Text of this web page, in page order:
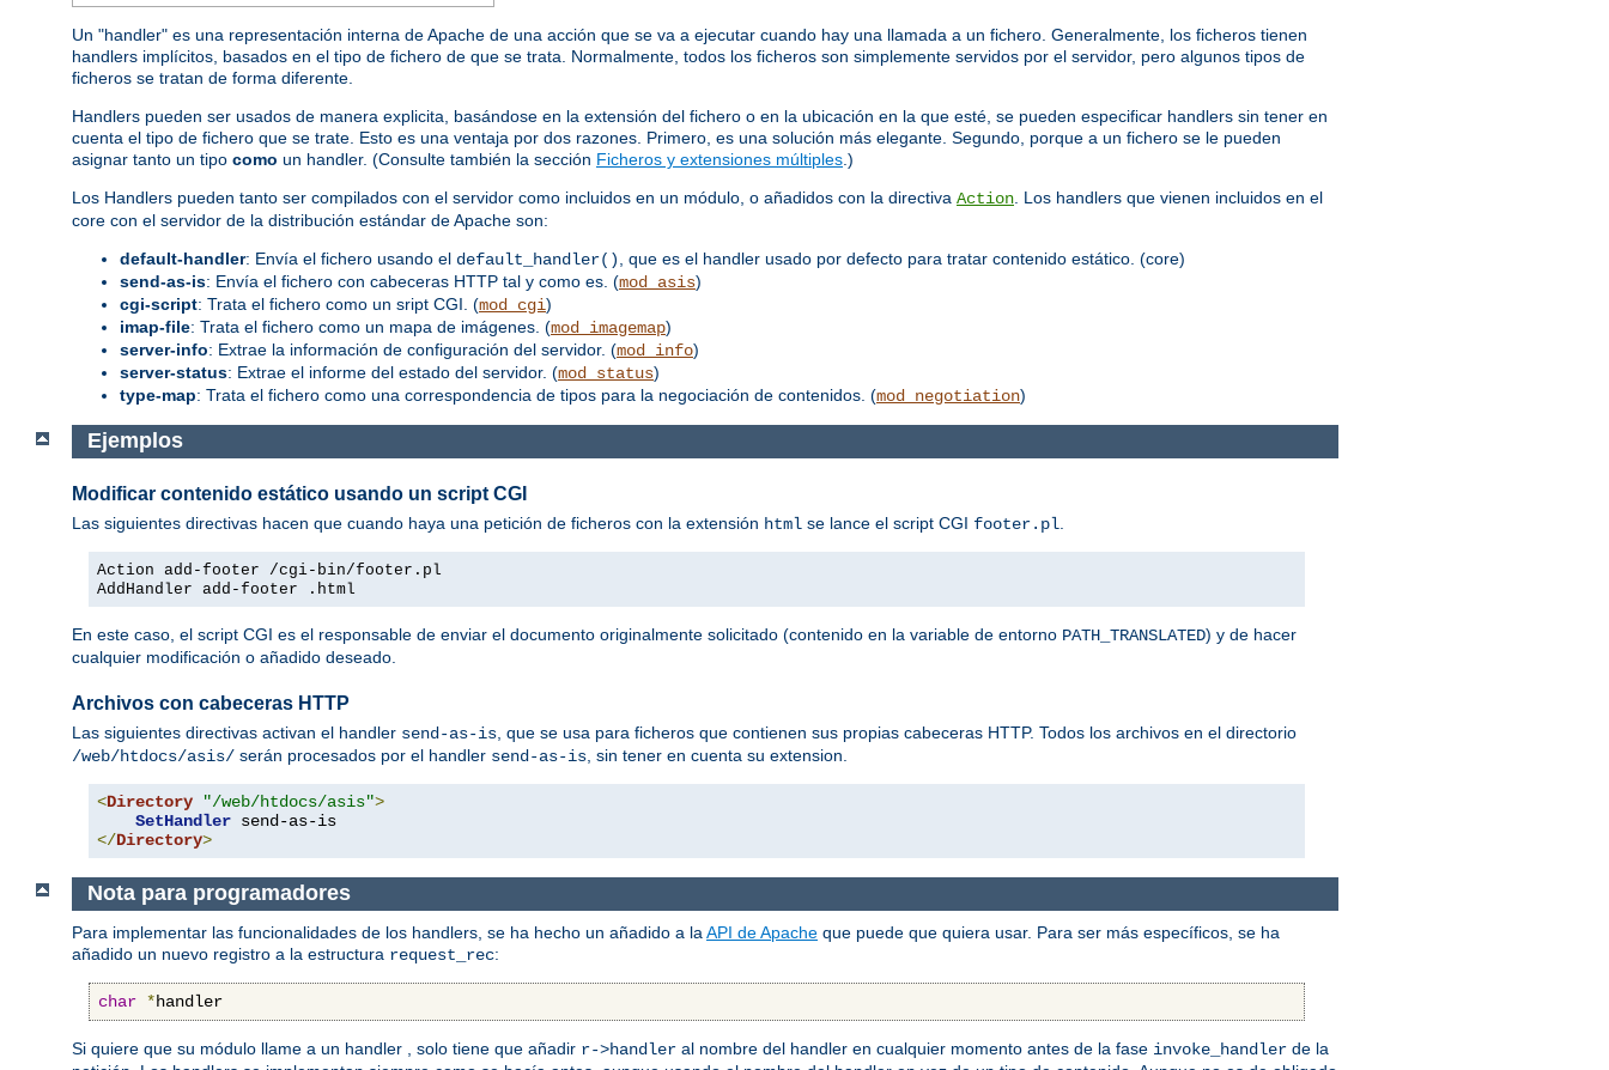
Un "handler" es una representación interna de Apache de una acción que se va a ejecutar cuando hay una llamada a un fichero. Generalmente, los ficheros tienen
handlers implícitos, basados en el tipo de fichero de que se trata. Normalmente, todos los ficheros son simplemente servidos por el servidor, pero algunos tipos de
ficheros se tratan de forma diferente.
Handlers pueden ser usados de manera explicita, basándose en la extensión del fichero o en la ubicación en la que esté, se pueden especificar handlers sin tener en
cuenta el tipo de fichero que se trate. Esto es una ventaja por dos razones. Primero, es una solución más elegante. Segundo, porque a un fichero se le pueden
asignar tanto un tipo como un handler. (Consulte también la sección Ficheros y extensiones múltiples .)
Los Handlers pueden tanto ser compilados con el servidor como incluidos en un módulo, o añadidos con la directiva Action . Los handlers que vienen incluidos en el
core con el servidor de la distribución estándar de Apache son:
default-handler: Envía el fichero usando el default_handler()
, que es el handler usado por defecto para tratar contenido estático. (core)
send-as-is: Envía el fichero con cabeceras HTTP tal y como es. (mod_asis)
cgi-script: Trata el fichero como un sript CGI. (mod_cgi)
imap-file: Trata el fichero como un mapa de imágenes. (mod_imagemap)
server-info: Extrae la información de configuración del servidor. (mod_info)
server-status: Extrae el informe del estado del servidor. (mod_status)
type-map: Trata el fichero como una correspondencia de tipos para la negociación de contenidos. (mod_negotiation)
Ejemplos
Modificar contenido estático usando un script CGI
Las siguientes directivas hacen que cuando haya una petición de ficheros con la extensión html se lance el script CGI footer.pl.
Action add-footer /cgi-bin/footer.pl
AddHandler add-footer .html
En este caso, el script CGI es el responsable de enviar el documento originalmente solicitado (contenido en la variable de entorno PATH_TRANSLATED) y de hacer
cualquier modificación o añadido deseado.
Archivos con cabeceras HTTP
Las siguientes directivas activan el handler send-as-is, que se usa para ficheros que contienen sus propias cabeceras HTTP. Todos los archivos en el directorio
/web/htdocs/asis/ serán procesados por el handler send-as-is, sin tener en cuenta su extension.
<Directory "/web/htdocs/asis">
SetHandler
</Directory>
Nota para programadores
Para implementar las funcionalidades de los handlers, se ha hecho un añadido a la API de Apache que puede que quiera usar. Para ser más específicos, se ha
añadido un nuevo registro a la estructura request_rec:
char *handler
Si quiere que su módulo llame a un handler , solo tiene que añadir r->handler al nombre del handler en cualquier momento antes de la fase invoke_handler de la